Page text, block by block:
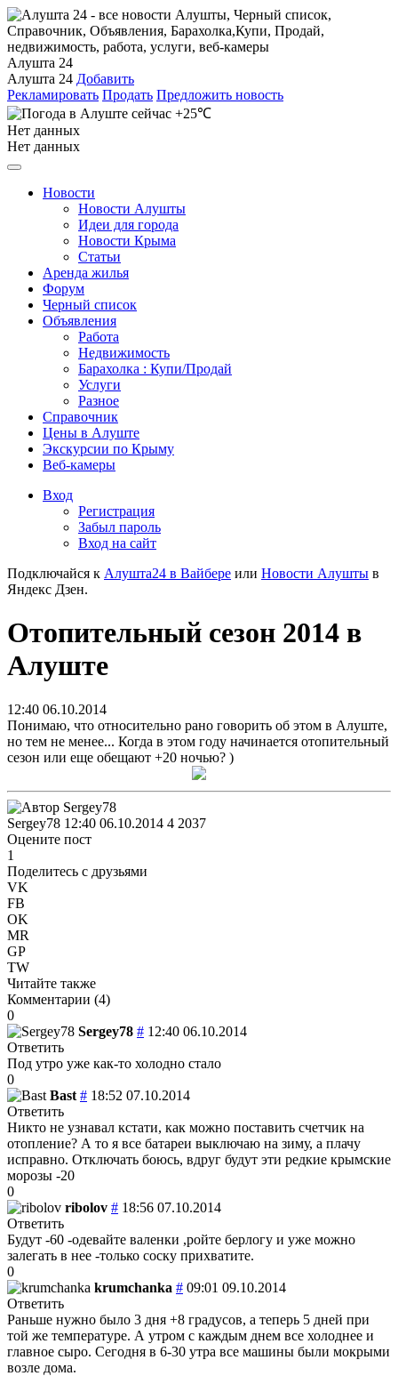
Алушта 24
Алушта 24 Добавить
Рекламировать Продать Предложить новость
+25℃
Нет данных
Нет данных
Новости
Новости Алушты
Идеи для города
Новости Крыма
Статьи
Аренда жилья
Форум
Черный список
Объявления
Работа
Недвижимость
Барахолка : Купи/Продай
Услуги
Разное
Справочник
Цены в Алуште
Экскурсии по Крыму
Веб-камеры
Вход
Регистрация
Забыл пароль
Вход на сайт
Подключайся к Алушта24 в Вайбере или Новости Алушты в
Яндекс Дзен.
Отопительный сезон 2014 в
Алуште
12:40 06.10.2014
Понимаю, что относительно рано говорить об этом в Алуште,
но тем не менее... Когда в этом году начинается отопительный
сезон или еще обещают +20 ночью? )
Sergey78 12:40 06.10.2014 4 2037
Оцените пост
1
Поделитесь с друзьями
VK
FB
OK
MR
GP
TW
Читайте также
Комментарии (4)
0
Sergey78 # 12:40 06.10.2014
Ответить
Под утро уже как-то холодно стало
0
Bast # 18:52 07.10.2014
Ответить
Никто не узнавал кстати, как можно поставить счетчик на
отопление? А то я все батареи выключаю на зиму, а плачу
исправно. Отключать боюсь, вдруг будут эти редкие крымские
морозы -20
0
ribolov # 18:56 07.10.2014
Ответить
Будут -60 -одевайте валенки ,ройте берлогу и уже можно
залегать в нее -только соску прихватите.
0
krumchanka # 09:01 09.10.2014
Ответить
Раньше нужно было 3 дня +8 градусов, а теперь 5 дней при
той же температуре. А утром с каждым днем все холоднее и
главное сыро. Сегодня в 6-30 утра все машины были мокрыми
возле дома.